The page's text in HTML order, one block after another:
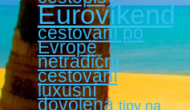
Eurovíkendy
cestovaní po
Evropě
netradiční
cestování
luxusní
dovolená tipy na